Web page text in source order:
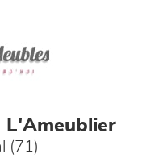
L'Ameublier
(71)